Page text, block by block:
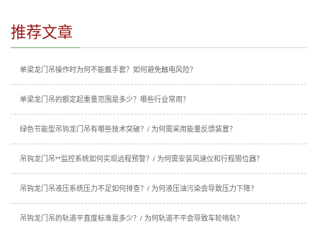
推荐文章
单梁龙门吊操作时为何不能戴手套？如何避免触电风险？
单梁龙门吊的额定起重量范围是多少？哪些行业常用？
绿色节能型吊钩龙门吊有哪些技术突破？/ 为何需采用能量反馈装置？
吊钩龙门吊**监控系统如何实现远程预警？/ 为何需安装风速仪和行程限位器？
吊钩龙门吊液压系统压力不足如何排查？/ 为何液压油污染会导致压力下降？
吊钩龙门吊的轨道平直度标准是多少？/ 为何轨道不平会导致车轮啃轨？